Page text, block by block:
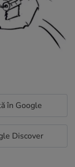
în Google
Discover